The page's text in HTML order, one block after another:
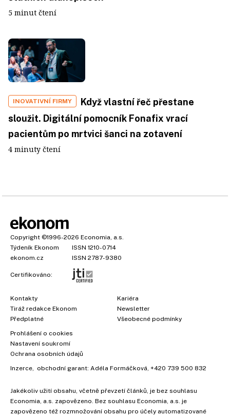
5 minut čtení
INOVATIVNÍ FIRMY
Když vlastní řeč přestane
sloužit. Digitální pomocník Fonafix vrací
pacientům po mrtvici šanci na zotavení
4 minuty čtení
Copyright ©1996-2026 Economia, a.s.
Týdeník Ekonom
ISSN 1210-0714
ekonom.cz
ISSN 2787-9380
Certifikováno:
Kontakty
Tiráž redakce Ekonom
Předplatné
Kariéra
Newsletter
Všeobecné podmínky
Prohlášení o cookies
Nastavení soukromí
Ochrana osobních údajů
Inzerce , obchodní garant: Adéla Formáčková +420 739 500 832
Jakékoliv užití obsahu, včetně převzetí článků, je bez souhlasu
Economia, a.s. zapovězeno. Bez souhlasu Economia, a.s. je
zapovězeno též rozmnožování obsahu pro účely automatizované